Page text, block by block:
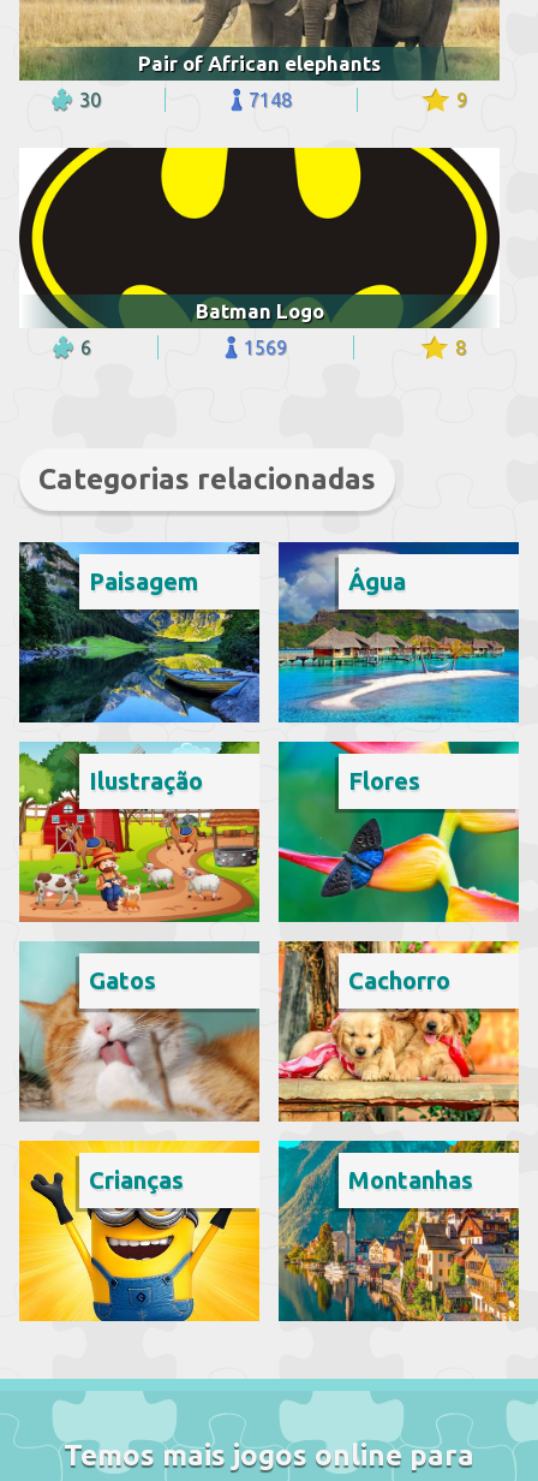
Pair of African elephants
30 7148 9
Batman Logo
6 1569 8
Categorias relacionadas
Paisagem Água
Ilustração Flores
Gatos Cachorro
Crianças Montanhas
Temos mais jogos online para